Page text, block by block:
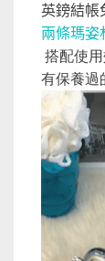
英鎊結帳
兩條瑪姿
搭配使
有保養過